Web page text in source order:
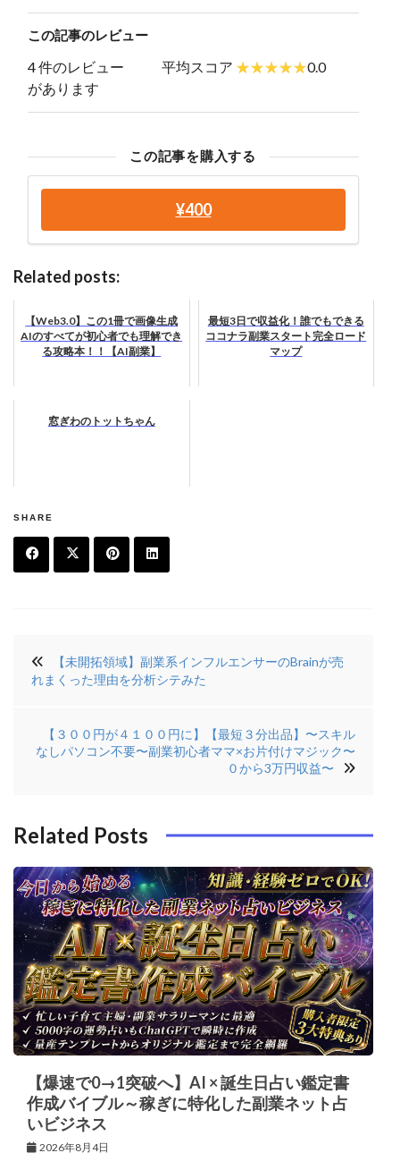
この記事のレビュー
4 件のレビュー
があります
平均スコア 0.0
この記事を購入する
¥400
Related posts:
【Web3.0】この1冊で画像生成
AIのすべてが初心者でも理解でき
る攻略本！！【AI副業】
最短3日で収益化！誰でもできる
ココナラ副業スタート完全ロード
マップ
窓ぎわのトットちゃん
SHARE
e
e
e
e
n
稿
ョ
ン
【未開拓領域】副業系インフルエンサーのBrainが売
れまくった理由を分析シテみた
【３００円が４１００円に】【最短３分出品】〜スキル
なしパソコン不要〜副業初心者ママ×お片付けマジック〜
０から3万円収益〜
Related Posts
【爆速で0→1突破へ】AI × 誕生日占い鑑定書
作成バイブル～稼ぎに特化した副業ネット占
いビジネス
2026年8月4日